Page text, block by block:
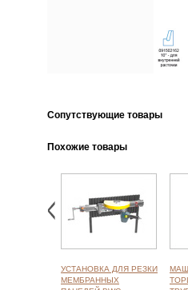
Cопутствующие товары
Похожие товары
УСТАНОВКА ДЛЯ РЕЗКИ
МЕМБРАННЫХ